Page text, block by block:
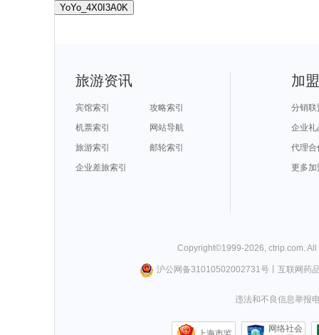
YoYo_4X0I3A0K
旅游资讯
宾馆索引
攻略索引
机票索引
网站导航
旅游索引
邮轮索引
企业差旅索引
加
分销联
企业礼
代理合
更多加
Copyright©1999-2026 ctrip.com .
沪公网备31010502002731号丨 互联网药
违法和不良信息举报
网络社会